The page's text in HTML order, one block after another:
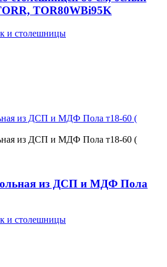
TOR80WBi95K
и столешницы
из ДСП и МДФ Пола
и столешницы